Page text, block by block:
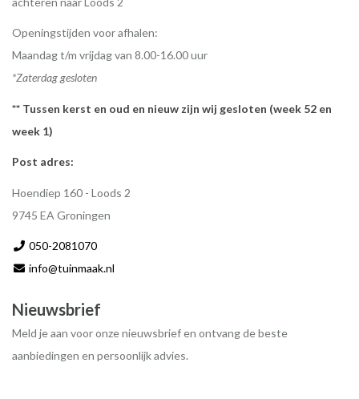
Openingstijden voor afhalen:
Maandag t/m vrijdag van 8.00-16.00 uur
*Zaterdag gesloten
** Tussen kerst en oud en nieuw zijn wij gesloten (week 52 en
week 1)
Post adres:
Hoendiep 160 - Loods 2
9745 EA Groningen
050-2081070
info@tuinmaak.nl
Nieuwsbrief
Meld je aan voor onze nieuwsbrief en ontvang de beste
aanbiedingen en persoonlijk advies.